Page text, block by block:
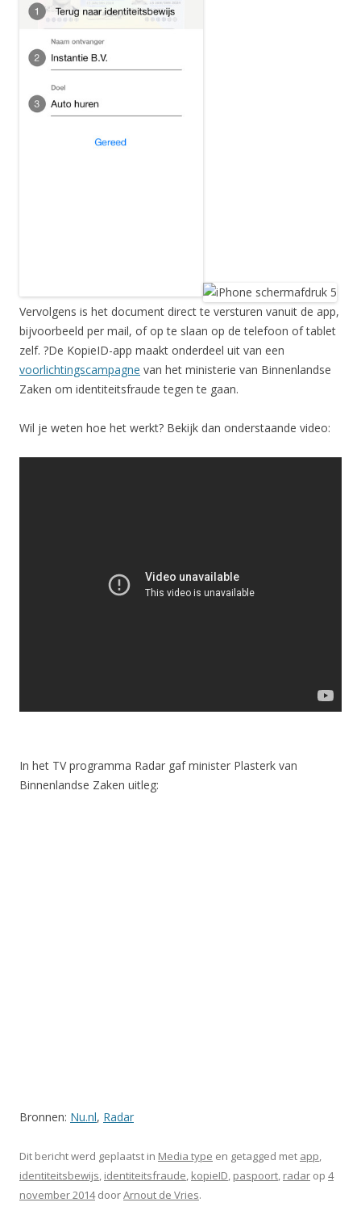
Vervolgens is het document direct te versturen vanuit de app,
bijvoorbeeld per mail, of op te slaan op de telefoon of tablet
zelf. ?De KopieID-app maakt onderdeel uit van een
voorlichtingscampagne van het ministerie van Binnenlandse
Zaken om identiteitsfraude tegen te gaan.
Wil je weten hoe het werkt? Bekijk dan onderstaande video:
In het TV programma Radar gaf minister Plasterk van
Binnenlandse Zaken uitleg:
Bronnen: Nu.nl, Radar
Dit bericht werd geplaatst in Media type en getagged met app,
identiteitsbewijs, identiteitsfraude, kopieID, paspoort, radar op 4
november 2014doorArnout de Vries.